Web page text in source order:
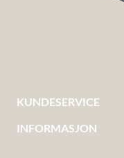
KUNDESERVICE
KONTAKT OSS
INFORMASJON